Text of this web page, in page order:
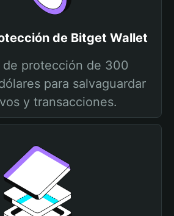
de Bitget Wallet
de protección de 300
para salvaguardar
y transacciones.